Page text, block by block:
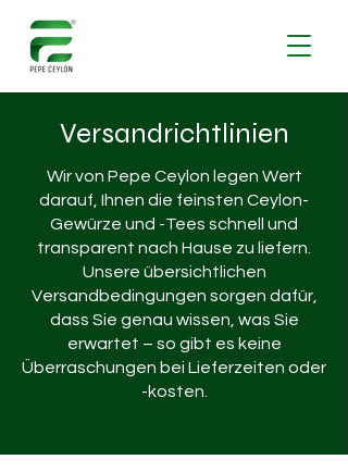
Versandrichtlinien
Wir von Pepe Ceylon legen Wert
darauf, Ihnen die feinsten Ceylon-
Gewürze und -Tees schnell und
transparent nach Hause zu liefern.
Unsere übersichtlichen
Versandbedingungen sorgen dafür,
dass Sie genau wissen, was Sie
erwartet – so gibt es keine
Überraschungen bei Lieferzeiten oder
-kosten.